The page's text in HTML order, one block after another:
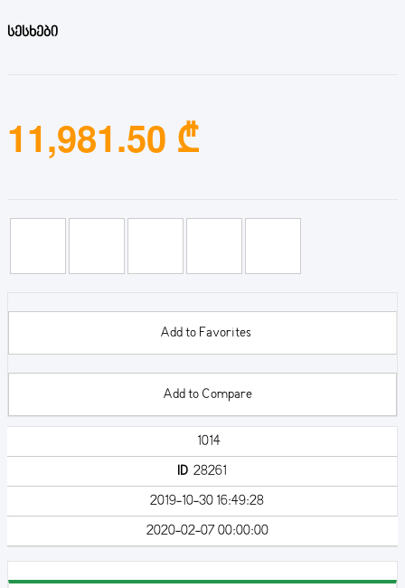
სესხები
11,981.50 ₾
Add to Favorites
Add to Compare
1014
ID 28261
2019-10-30 16:49:28
2020-02-07 00:00:00